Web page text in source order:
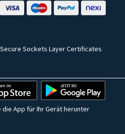
Secure Sockets Layer Certificates
die App für Ihr Gerät herunter